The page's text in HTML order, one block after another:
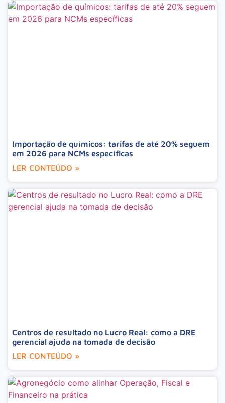
Importação de químicos: tarifas de até 20% seguem
em 2026 para NCMs específicas
LER CONTEÚDO »
Centros de resultado no Lucro Real: como a DRE
gerencial ajuda na tomada de decisão
LER CONTEÚDO »